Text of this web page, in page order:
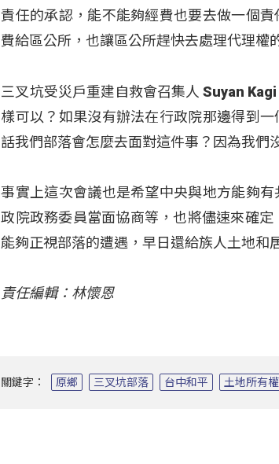
責任的承認，能不能夠經費也要去做一個
費給區公所，也讓區公所趕快去處理代理權
三叉坑受災戶重建自救會召集人 Suyan
樣可以？如果沒有辦法在行政院那邊得到
話我們部落會怎麼去面對這件事？因為我們
事實上這次會議也是希望中央與地方能夠
政院政務委員當面協商等，也將儘速來確
能夠正視部落的遭遇，早日還給族人土地和
責任編輯：林懷恩
關鍵字： 原鄉 三叉坑部落 台中和平 土地所有權